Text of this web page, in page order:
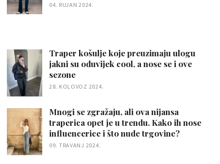
04. RUJAN 2024.
Traper košulje koje preuzimaju ulogu
jakni su oduvijek cool, a nose se i ove
sezone
28. KOLOVOZ 2024.
Mnogi se zgražaju, ali ova nijansa
traperica opet je u trendu. Kako ih nose
influencerice i što nude trgovine?
09. TRAVANJ 2024.